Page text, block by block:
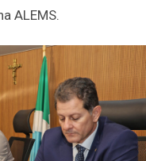
ALEMS.